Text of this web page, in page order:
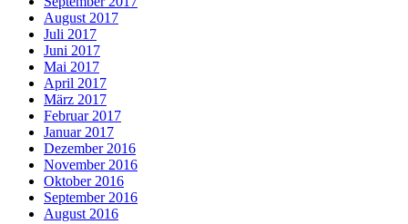
August 2017
Juli 2017
Juni 2017
Mai 2017
April 2017
März 2017
Februar 2017
Januar 2017
Dezember 2016
November 2016
Oktober 2016
September 2016
August 2016